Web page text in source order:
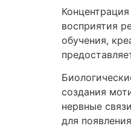
восприятия
обучения,
создания
нервные
для